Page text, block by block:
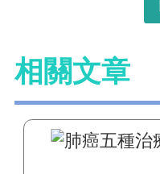
相關文章